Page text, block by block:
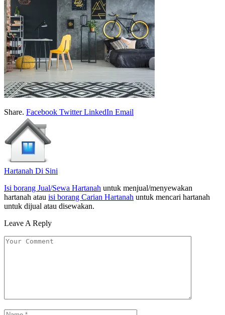
Share. Facebook Twitter LinkedIn Email
Hartanah Di Sini
Isi borang Jual/Sewa Hartanah untuk menjual/menyewakan
hartanah atau isi borang Carian Hartanah untuk mencari hartanah
untuk dijual atau disewakan.
Leave A Reply